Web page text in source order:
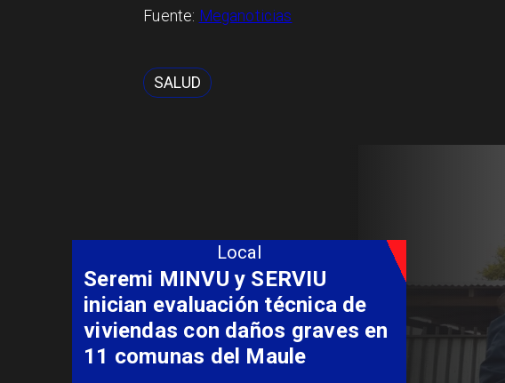
Fuente: Meganoticias
SALUD
Local
Fondo Orasmi entrega apoyo a
familia de Romeral para
costear alimentación
especializada de niño con
Síndrome de Intestino Corto